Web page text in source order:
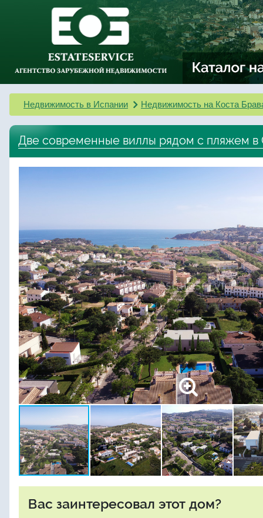
Недвижимость в Испании Недвижимость на Коста
Две современные виллы рядом с пляжем в
Вас заинтересовал этот дом?